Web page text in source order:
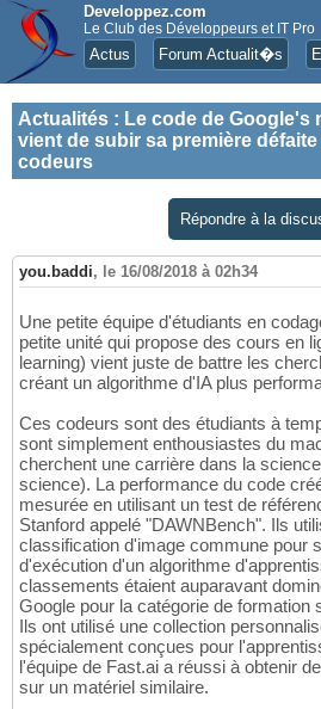
Developpez.com
Le Club des Développeurs et IT Pro
Actus Forum Actualit�s
Actualités : Le code de Google's
vient de subir sa première
codeurs
Répondre à la
you.baddi, le 16/08/2018 à 02h34
Une petite équipe d'étudiants en
petite unité qui propose des cours en
learning) vient juste de battre les
créant un algorithme d'IA plus
Ces codeurs sont des étudiants à
sont simplement enthousiastes du
cherchent une carrière dans la
science). La performance du code
mesurée en utilisant un test de
Stanford appelé "DAWNBench". Ils
classification d'image commune pour
d'exécution d'un algorithme
classements étaient auparavant
Google pour la catégorie de formation
Ils ont utilisé une collection
spécialement conçues pour
l'équipe de Fast.ai a réussi à obtenir
sur un matériel similaire.